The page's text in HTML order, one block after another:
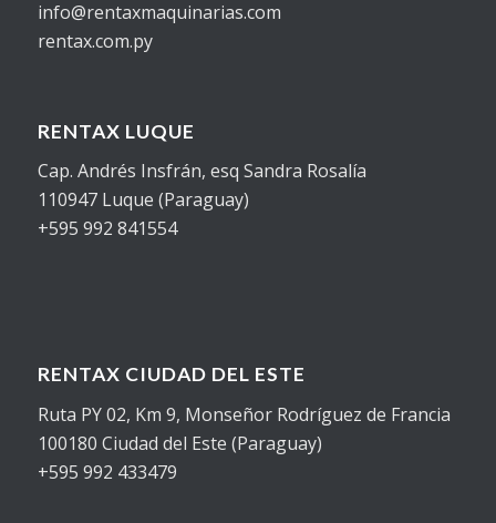
info@rentaxmaquinarias.com
rentax.com.py
RENTAX LUQUE
Cap. Andrés Insfrán, esq Sandra Rosalía
110947 Luque (Paraguay)
+595 992 841554
RENTAX CIUDAD DEL ESTE
Ruta PY 02, Km 9, Monseñor Rodríguez de Francia
100180 Ciudad del Este (Paraguay)
+595 992 433479